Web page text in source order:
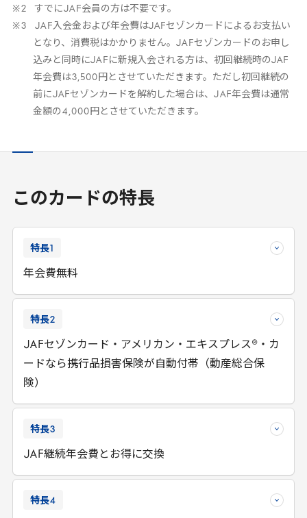
すでにJAF会員の方は不要です。
JAF入会金および年会費はJAFセゾンカードによるお支払い
となり、消費税はかかりません。 JAFセゾンカードのお申し
込みと同時にJAF に新規入会される方は、初回継続時のJAF
年会費は3,500 円とさせていただきます。ただし初回継続の
前にJAFセゾンカードを解約した場合は、JAF年会費は通常
金額の 4 ,000 円とさせていただきます。
このカードの特長
特長
年会費無料
特長2
JAFセゾンカード・アメリカン・エキスプレス®・カ
ードなら携行品損害保険が自動付帯（動産総合保
険）
特長3
JAF継続年会費とお得に交換
特長4